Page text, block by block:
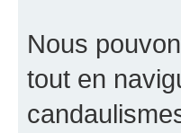
Nous
tout en